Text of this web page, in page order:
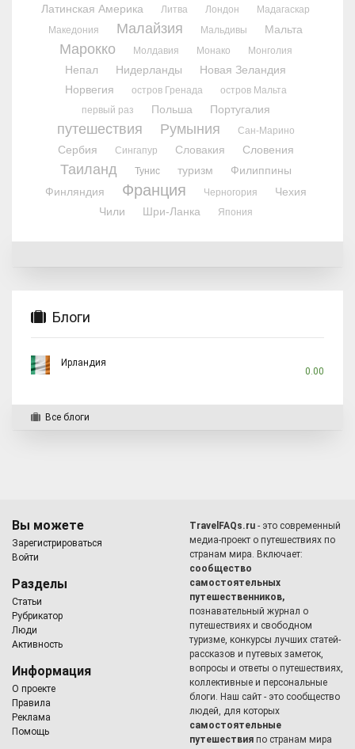
Латинская Америка Литва Лондон
Мадагаскар
Македония
Малайзия Мальдивы Мальта
Марокко Молдавия Монако Монголия
Непал Нидерланды
Новая Зеландия
Норвегия
остров Гренада
остров Мальта
первый раз
Польша Португалия
путешествия Румыния Сан-Марино
Сербия Сингапур Словакия Словения
Таиланд Тунис туризм
Филиппины
Финляндия
Франция Черногория
Чехия
Чили
Шри-Ланка Япония
Блоги
Ирландия
0.00
Все блоги
Вы можете
Зарегистрироваться
Войти
Разделы
Статьи
Рубрикатор
Люди
Активность
Информация
О проекте
Правила
Реклама
Помощь
TravelFAQs.ru - это современный
медиа-проект о путешествиях по
странам мира. Включает:
сообщество
самостоятельных
путешественников,
познавательный журнал о
путешествиях и свободном
туризме, конкурсы лучших статей-
рассказов и путевых заметок,
вопросы и ответы о путешествиях,
коллективные и персональные
блоги. Наш сайт - это сообщество
людей, для которых
самостоятельные
путешествия по странам мира